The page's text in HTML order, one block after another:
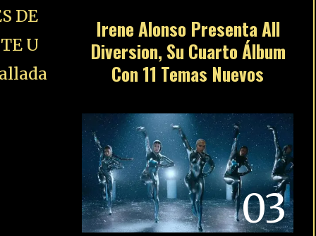
DE
U
Irene Alonso Presenta All
Diversion, Su Cuarto Álbum
Con 11 Temas Nuevos
03